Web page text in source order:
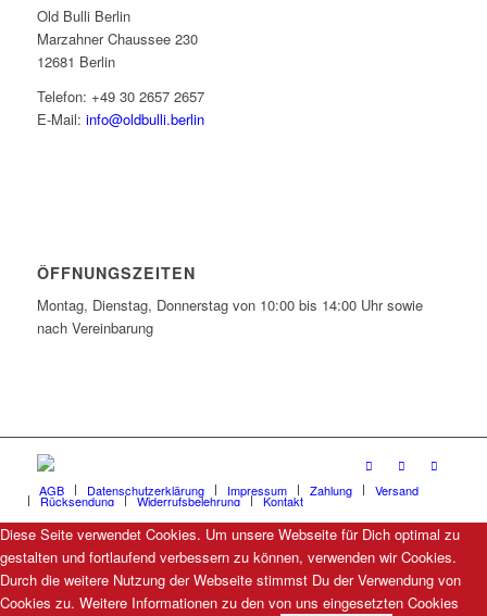
Old Bulli Berlin
Marzahner Chaussee 230
12681 Berlin
Telefon: +49 30 2657 2657
E-Mail: info@oldbulli.berlin
ÖFFNUNGSZEITEN
Montag, Dienstag, Donnerstag von 10:00 bis 14:00 Uhr sowie
nach Vereinbarung
AGB Datenschutzerklärung Impressum Zahlung Versand
Rücksendung Widerrufsbelehrung Kontakt
Diese Seite verwendet Cookies. Um unsere Webseite für Dich optimal zu
gestalten und fortlaufend verbessern zu können, verwenden wir Cookies.
Durch die weitere Nutzung der Webseite stimmst Du der Verwendung von
Cookies zu. Weitere Informationen zu den von uns eingesetzten Cookies